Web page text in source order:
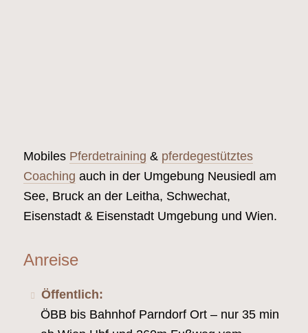
Mobiles Pferdetraining & pferdegestütztes
Coaching auch in der Umgebung Neusiedl am
See, Bruck an der Leitha, Schwechat,
Eisenstadt & Eisenstadt Umgebung und Wien.
Anreise
Öffentlich:
ÖBB bis Bahnhof Parndorf Ort – nur 35 min